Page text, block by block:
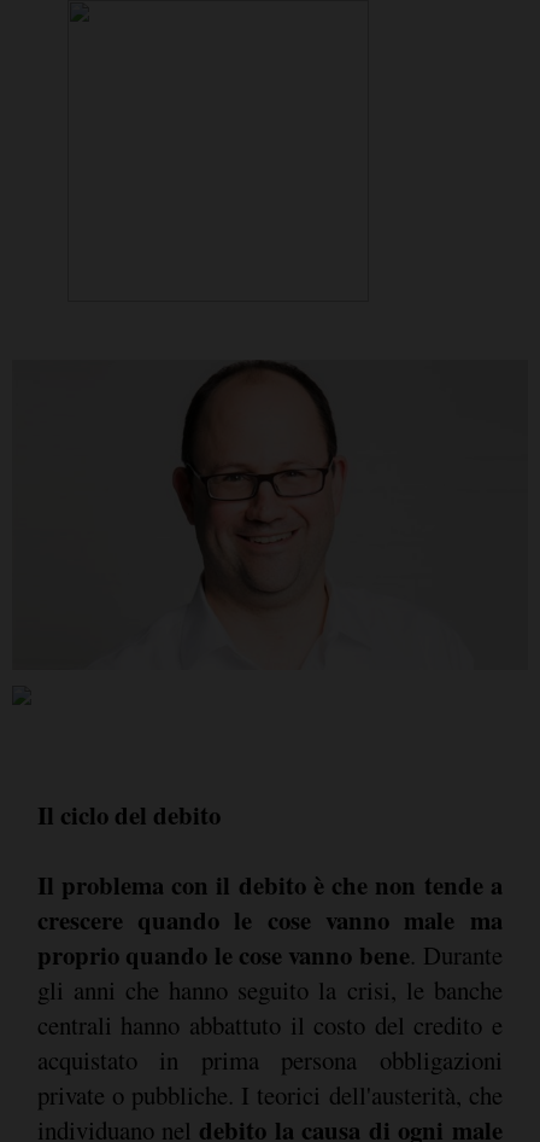
Il ciclo del debito
Il problema con il debito è che non tende a
crescere quando le cose vanno male ma
proprio quando le cose vanno bene. Durante
gli anni che hanno seguito la crisi, le banche
centrali hanno abbattuto il costo del credito e
acquistato in prima persona obbligazioni
private o pubbliche. I teorici dell'austerità, che
individuano nel debito la causa di ogni male